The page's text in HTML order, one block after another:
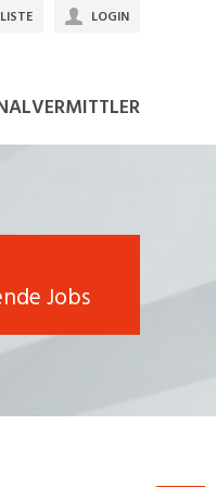
LOGIN
Jobs
JETZT BEWERBEN